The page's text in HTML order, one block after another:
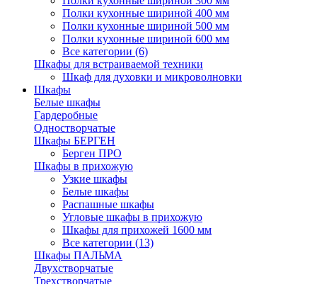
Полки кухонные шириной 400 мм
Полки кухонные шириной 500 мм
Полки кухонные шириной 600 мм
Все категории (6)
Шкафы для встраиваемой техники
Шкаф для духовки и микроволновки
Шкафы
Белые шкафы
Гардеробные
Одностворчатые
Шкафы БЕРГЕН
Берген ПРО
Шкафы в прихожую
Узкие шкафы
Белые шкафы
Распашные шкафы
Угловые шкафы в прихожую
Шкафы для прихожей 1600 мм
Все категории (13)
Шкафы ПАЛЬМА
Двухстворчатые
Трехстворчатые